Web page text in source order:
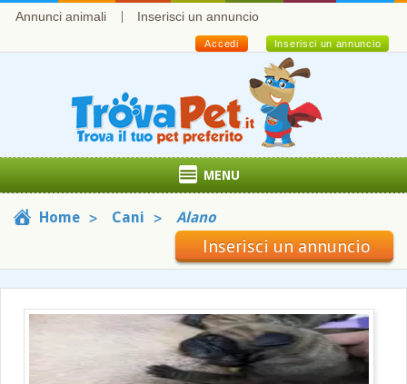
Annunci animali Inserisci un annuncio
Inserisci un annuncio
Accedi
MENU
Home Cani Alano
Inserisci un annuncio